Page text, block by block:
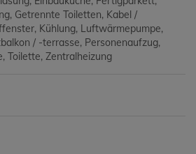
Getrennte Toiletten Kabel /
Kühlung Luftwärmepumpe
/ -terrasse Personenaufzug
Toilette Zentralheizung